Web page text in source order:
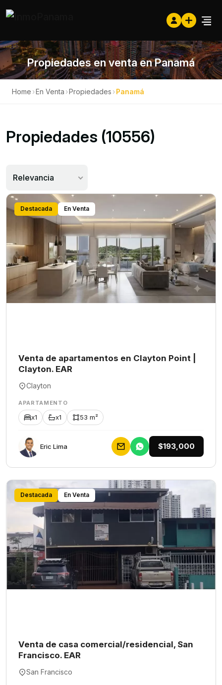
Propiedades en venta en Panamá
Home ›En Venta ›Propiedades ›Panamá
Propiedades (10556)
Relevancia
Destacada En Venta
Venta de apartamentos en Clayton Point |
Clayton. EAR
Clayton
APARTAMENTO
x1 x1 53 m²
Eric Lima $193,000
Destacada En Venta
Venta de casa comercial/residencial, San
Francisco. EAR
San Francisco